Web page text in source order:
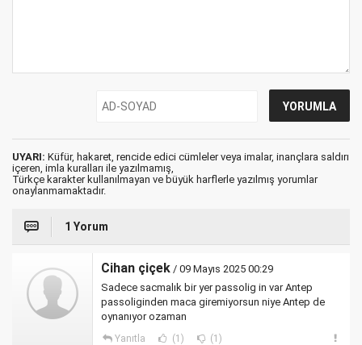
UYARI: Küfür, hakaret, rencide edici cümleler veya imalar, inançlara saldırı
içeren, imla kuralları ile yazılmamış,
Türkçe karakter kullanılmayan ve büyük harflerle yazılmış yorumlar
onaylanmamaktadır.
1 Yorum
Cihan çiçek / 09 Mayıs 2025 00:29
Sadece sacmalık bir yer passolig in var Antep
passoliginden maca giremiyorsun niye Antep de
oynanıyor ozaman
Yanıtla (1) (1)